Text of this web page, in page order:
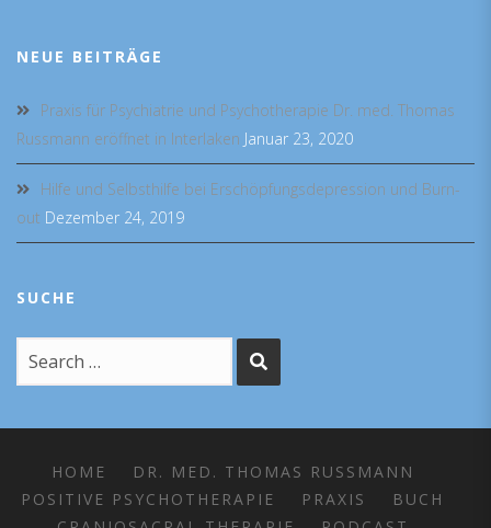
NEUE BEITRÄGE
Praxis für Psychiatrie und Psychotherapie Dr. med. Thomas
Russmann eröffnet in Interlaken Januar 23, 2020
Hilfe und Selbsthilfe bei Erschöpfungsdepression und Burn-
out Dezember 24, 2019
SUCHE
HOME
DR. MED. THOMAS RUSSMANN
POSITIVE PSYCHOTHERAPIE
PRAXIS
BUCH